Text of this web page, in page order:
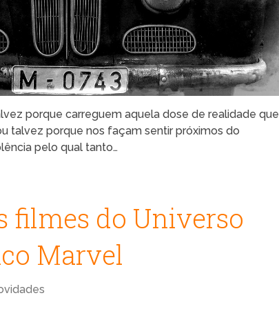
porque carreguem aquela dose de realidade que
talvez porque nos façam sentir próximos do
pelo qual tanto…
filmes do Universo
Marvel